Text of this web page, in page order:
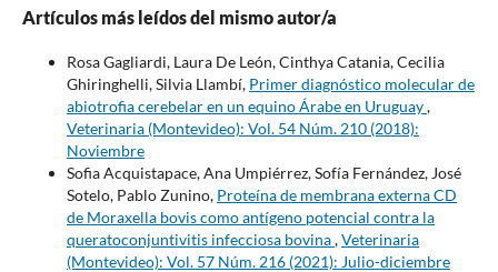
Artículos más leídos del mismo autor/a
Rosa Gagliardi, Laura De León, Cinthya Catania, Cecilia
Ghiringhelli, Silvia Llambí, Primer diagnóstico molecular de
abiotrofia cerebelar en un equino Árabe en Uruguay,
Veterinaria (Montevideo): Vol. 54 Núm. 210 (2018):
Noviembre
Sofia Acquistapace, Ana Umpiérrez, Sofía Fernández, José
Sotelo, Pablo Zunino, Proteína de membrana externa CD
de Moraxella bovis como antígeno potencial contra la
queratoconjuntivitis infecciosa bovina,Veterinaria
(Montevideo): Vol. 57 Núm. 216 (2021): Julio-diciembre